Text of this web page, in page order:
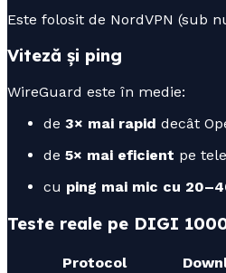
Este folosit de NordVPN (sub
Viteză și ping
WireGuard este în medie:
de 3× mai rapid decât
de 5× mai eficient pe
cu ping mai mic cu
Teste reale pe DIGI
Protocol